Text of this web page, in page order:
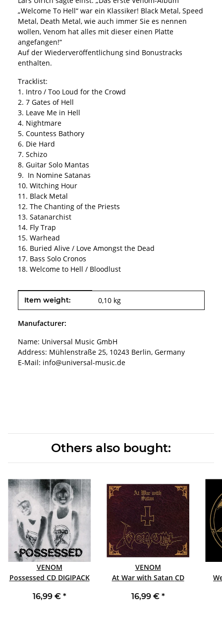
„Welcome To Hell“ war ein Klassiker! Black Metal, Speed
Metal, Death Metal, wie auch immer Sie es nennen
wollen, Venom hat alles mit dieser einen Platte
angefangen!“
Auf der Wiederveröffentlichung sind Bonustracks
enthalten.
Tracklist:
1. Intro / Too Loud for the Crowd
2. 7 Gates of Hell
3. Leave Me in Hell
4. Nightmare
5. Countess Bathory
6. Die Hard
7. Schizo
8. Guitar Solo Mantas
9. In Nomine Satanas
10. Witching Hour
11. Black Metal
12. The Chanting of the Priests
13. Satanarchist
14. Fly Trap
15. Warhead
16. Buried Alive / Love Amongst the Dead
17. Bass Solo Cronos
18. Welcome to Hell / Bloodlust
Item information
Value
Item weight: 0,10 kg
Manufacturer:
Name: Universal Music GmbH
Address: Mühlenstraße 25, 10243 Berlin, Germany
E-Mail: info@universal-music.de
Others also bought:
VENOM
Possessed CD DIGIPACK
16,99 € *
VENOM
At War with Satan CD
16,99 € *